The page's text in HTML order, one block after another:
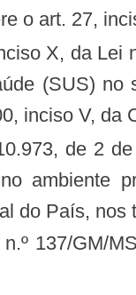
o art. 27,
(SUS) no
inciso V, da
ambiente
do País,